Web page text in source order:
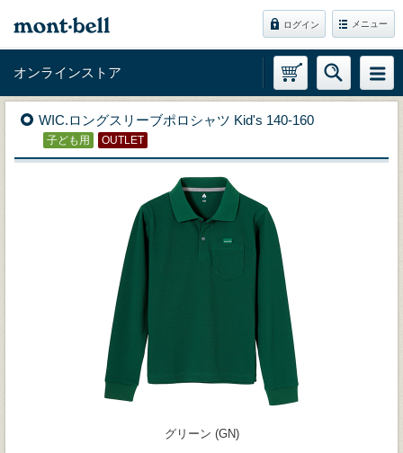
ログイン メニュー
オンラインストア
WIC.ロングスリーブポロシャツ Kid's 140-160
子ども用 OUTLET
グリーン (GN)